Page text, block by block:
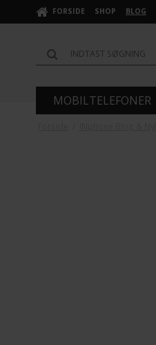
FORSIDE SHOP BLOG
MOBILTELEFONER